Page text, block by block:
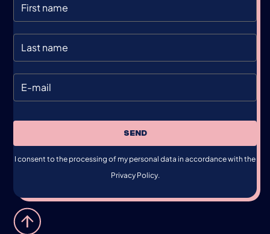
SEND
I consent to the processing of my personal data in accordance with the
Privacy Policy.